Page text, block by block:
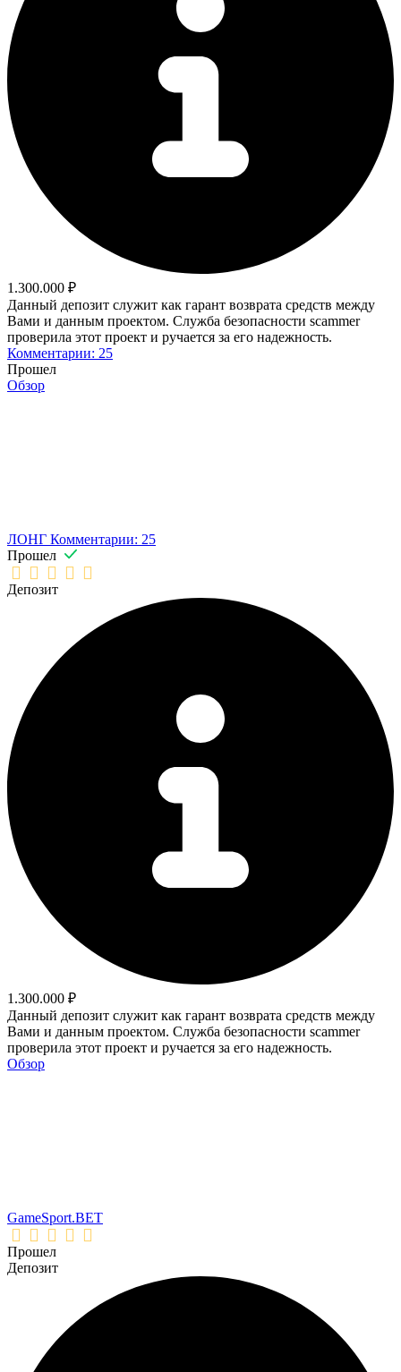
1.300.000 ₽
Данный депозит служит как гарант возврата средств между
Вами и данным проектом. Служба безопасности scammer
проверила этот проект и ручается за его надежность.
Комментарии: 25
Прошел
Обзор
ЛОНГ Комментарии: 25
Прошел
Депозит
1.300.000 ₽
Данный депозит служит как гарант возврата средств между
Вами и данным проектом. Служба безопасности scammer
проверила этот проект и ручается за его надежность.
Обзор
GameSport.BET
Прошел
Депозит